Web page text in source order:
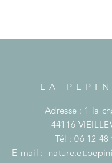
LA
Adresse : 1 la
44116
Tél :06 12 48
E-mail :